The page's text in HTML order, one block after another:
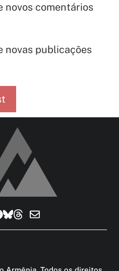
novos comentários
novas publicações